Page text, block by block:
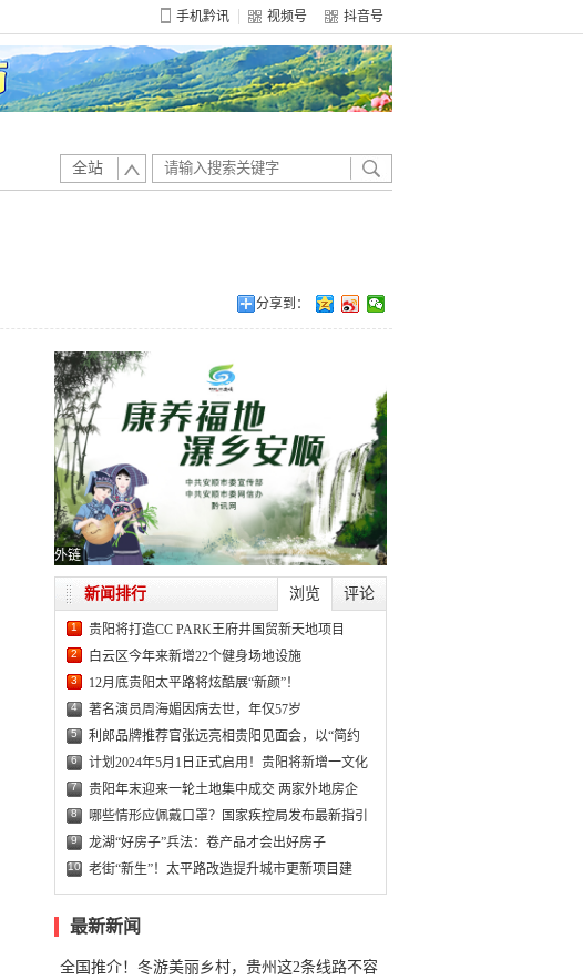
手机黔讯 视频号 抖音号
全站
分享到：
外链
浏览 评论
新闻排行
1 贵阳将打造CC PARK王府井国贸新天地项目
2 白云区今年来新增22个健身场地设施
3 12月底贵阳太平路将炫酷展“新颜”！
4 著名演员周海媚因病去世，年仅57岁
5 利郎品牌推荐官张远亮相贵阳见面会，以“简约
6 计划2024年5月1日正式启用！贵阳将新增一文化
7 贵阳年末迎来一轮土地集中成交 两家外地房企
8 哪些情形应佩戴口罩？国家疾控局发布最新指引
9 龙湖“好房子”兵法：卷产品才会出好房子
10 老街“新生”！太平路改造提升城市更新项目建
最新新闻
全国推介！冬游美丽乡村，贵州这2条线路不容